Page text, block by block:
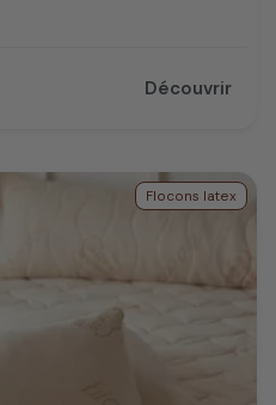
Découvrir
Flocons latex